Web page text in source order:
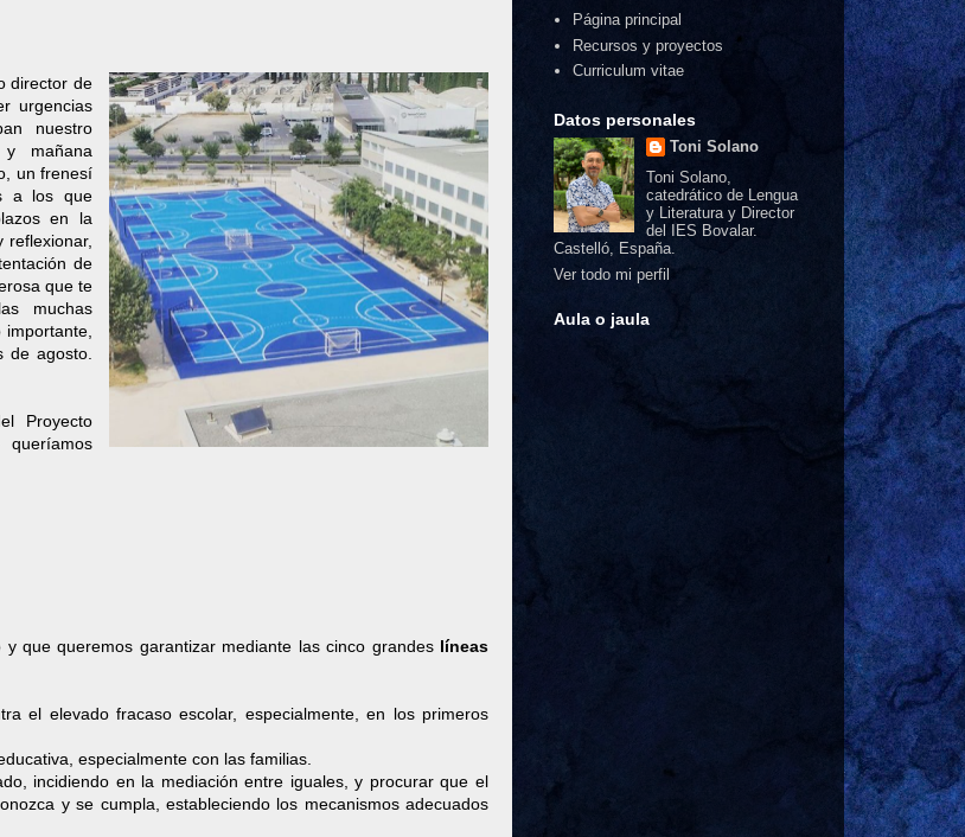
director de
urgencias
nuestro
mañana
un frenesí
a los que
en la
reflexionar,
de
que te
muchas
de agosto.
Proyecto
que queremos garantizar mediante las cinco grandeslíneas
el elevado fracaso escolar, especialmente, en los primeros
especialmente con las familias.
incidiendo en la mediación entre iguales, y procurar que el
y se cumpla, estableciendo los mecanismos adecuados
Página principal
Recursos y proyectos
Curriculum vitae
Datos personales
Toni Solano
Toni Solano,
catedrático de Lengua
y Literatura y Director
del IES Bovalar.
Castelló, España.
Ver todo mi perfil
Aula o jaula